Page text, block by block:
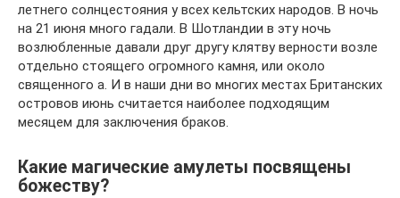
летнего солнцестояния у всех кельтских народов. В ночь
на 21 июня много гадали. В Шотландии в эту ночь
возлюбленные давали друг другу клятву верности возле
отдельно стоящего огромного камня, или около
священного а. И в наши дни во многих местах Британских
островов июнь считается наиболее подходящим
месяцем для заключения браков.
Какие магические амулеты посвящены
божеству?